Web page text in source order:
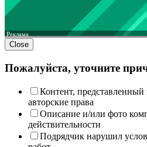
Реклама
Close
Пожалуйста, уточните
Контент,
авторские права
Описание и/или фото
действительности
Подрядчик нарушил